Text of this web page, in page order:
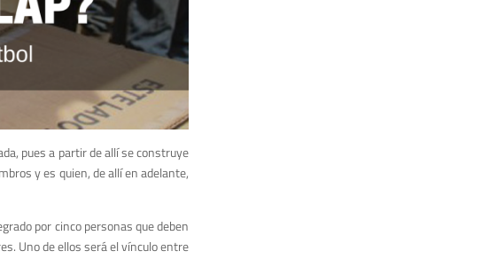
pues a partir de allí se construye
y es quien, de allí en adelante,
por cinco personas que deben
Uno de ellos será el vínculo entre